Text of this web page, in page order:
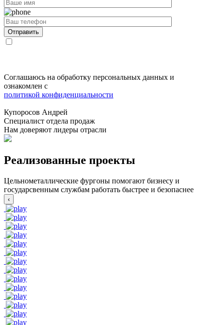
Соглашаюсь на обработку персональных данных и
ознакомлен с
политикой конфиденциальности
Купоросов Андрей
Специалист отдела продаж
Нам доверяют лидеры отрасли
Реализованные проекты
Цельнометаллические фургоны помогают бизнесу и
государсвенным службам работать быстрее и безопаснее
‹